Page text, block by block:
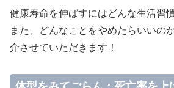
健康寿命を伸ばすにはどんな生活習
また、どんなことをやめたらいいの
介させていただきます！